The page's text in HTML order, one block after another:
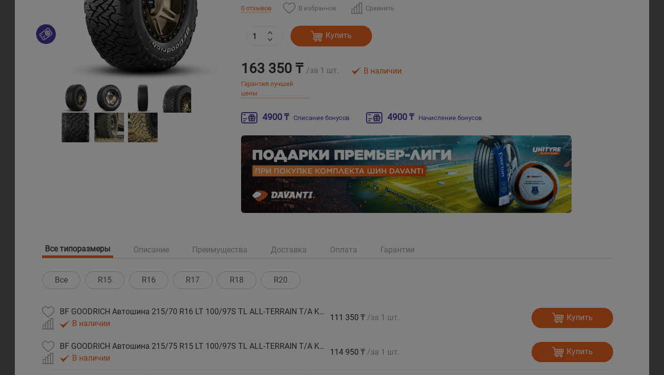
0 отзывов В избранное Сравнить
Купить
163 350 ₸ /за 1 шт.
Гарантия лучшей
цены
В наличии
4900 ₸ Списание бонусов 4900 ₸ Начисление бонусов
Все типоразмеры Описание Преимущества Доставка Оплата Гарантии
Все R15 R16 R17 R18 R20
BF GOODRICH Автошина 215/70 R16 LT 100/97S TL ALL-TERRAIN T/A KO3 LRC RWL GO M+S
В наличии
111 350 ₸ /за 1 шт. Купить
BF GOODRICH Автошина 215/75 R15 LT 100/97S TL ALL-TERRAIN T/A KO3 LRC RWL GO M+S
В наличии
114 950 ₸ /за 1 шт. Купить